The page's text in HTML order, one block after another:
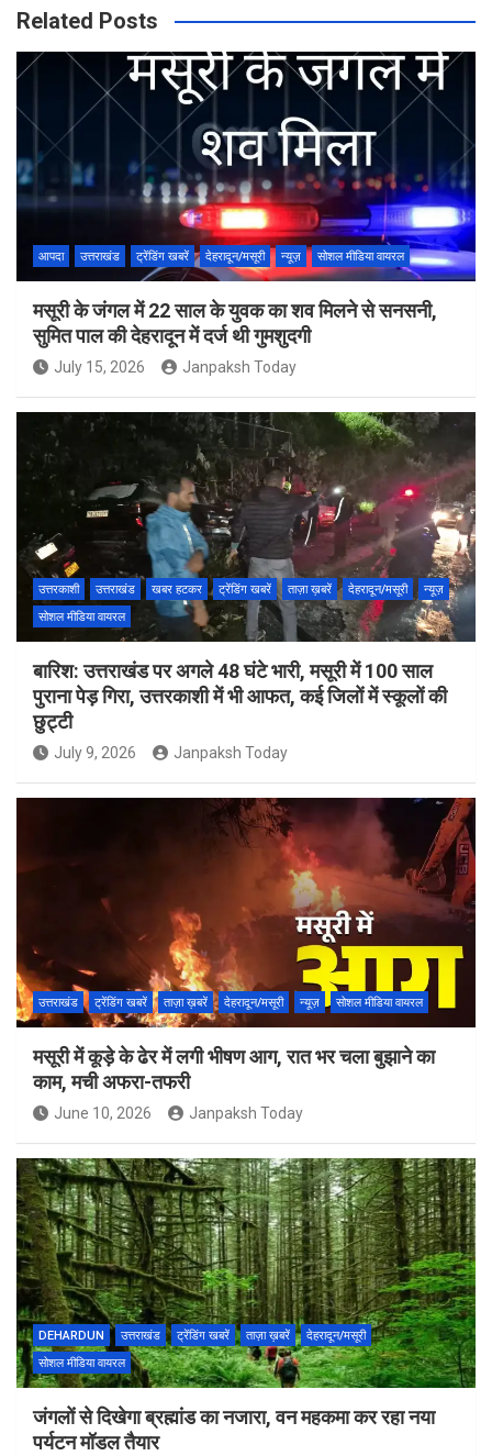
Related Posts
आपदा उत्तराखंड ट्रेंडिंग खबरें देहरादून/मसूरी न्यूज़ सोशल मीडिया वायरल
मसूरी के जंगल में 22 साल के युवक का शव मिलने से सनसनी,
सुमित पाल की देहरादून में दर्ज थी गुमशुदगी
July 15, 2026 Janpaksh Today
उत्तरकाशी उत्तराखंड खबर हटकर ट्रेंडिंग खबरें ताज़ा ख़बरें देहरादून/मसूरी
न्यूज़
सोशल मीडिया वायरल
बारिश: उत्तराखंड पर अगले 48 घंटे भारी, मसूरी में 100 साल
पुराना पेड़ गिरा, उत्तरकाशी में भी आफत, कई जिलों में स्कूलों की
छुट्टी
July 9, 2026 Janpaksh Today
उत्तराखंड ट्रेंडिंग खबरें ताज़ा ख़बरें देहरादून/मसूरी न्यूज़ सोशल मीडिया वायरल
मसूरी में कूड़े के ढेर में लगी भीषण आग, रात भर चला बुझाने का
काम, मची अफरा-तफरी
June 10, 2026 Janpaksh Today
DEHARDUN उत्तराखंड ट्रेंडिंग खबरें ताज़ा ख़बरें
देहरादून/मसूरी
सोशल मीडिया वायरल
जंगलों से दिखेगा ब्रह्मांड का नजारा, वन महकमा कर रहा नया
पर्यटन मॉडल तैयार